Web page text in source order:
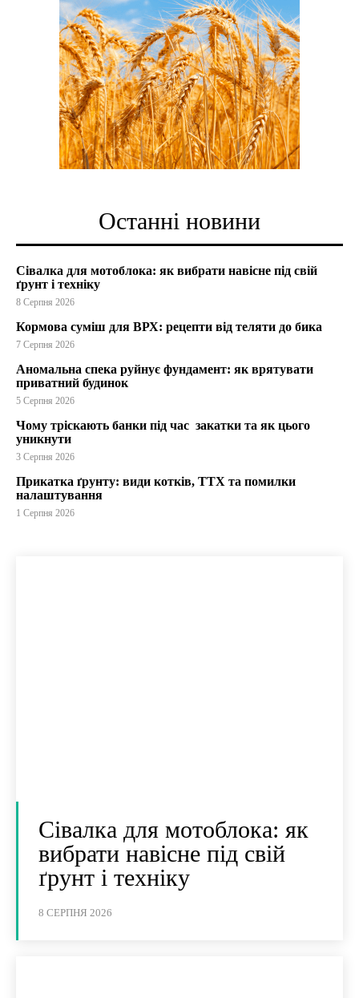
Останні новини
Сівалка для мотоблока: як вибрати навісне під свій
ґрунт і техніку
8 Серпня 2026
Кормова суміш для ВРХ: рецепти від теляти до бика
7 Серпня 2026
Аномальна спека руйнує фундамент: як врятувати
приватний будинок
5 Серпня 2026
Чому тріскають банки під час закатки та як цього
уникнути
3 Серпня 2026
Прикатка ґрунту: види котків, ТТХ та помилки
налаштування
1 Серпня 2026
Сівалка для мотоблока: як
вибрати навісне під свій
ґрунт і техніку
8 СЕРПНЯ 2026